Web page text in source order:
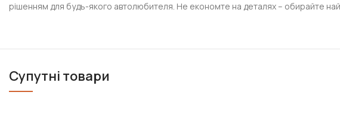
рішенням для будь-якого автолюбителя. Не економте на деталях – обирайте
Супутні товари